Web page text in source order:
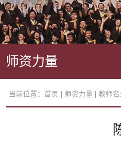
师资力量
当前位置： 首页 师资力量 教师名